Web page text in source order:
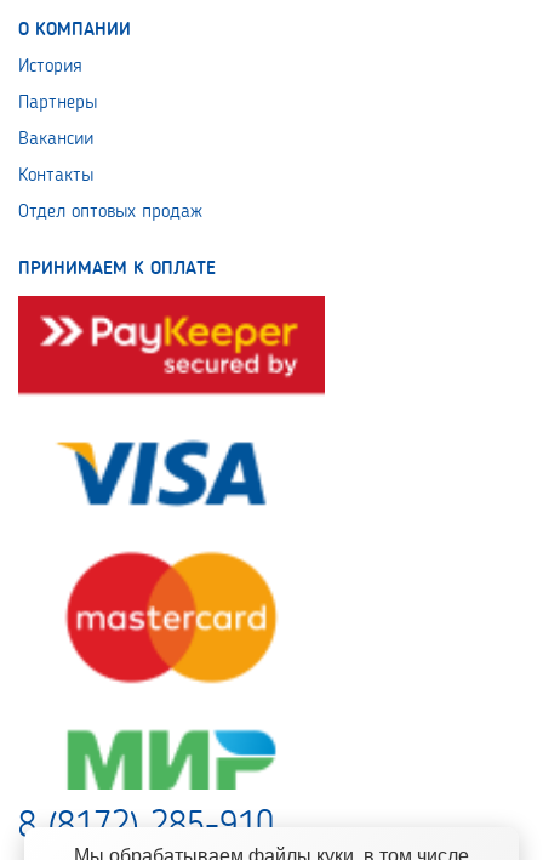
О КОМПАНИИ
История
Партнеры
Вакансии
Контакты
Отдел оптовых продаж
ПРИНИМАЕМ К ОПЛАТЕ
8 (8172) 285-910
Мы обрабатываем файлы куки, в том числе